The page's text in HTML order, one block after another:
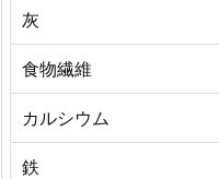
灰
食物繊維
カルシウム
鉄